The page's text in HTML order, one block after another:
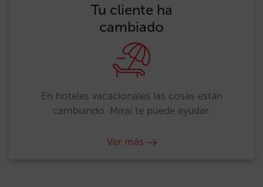
Tu cliente ha
cambiado
En hoteles vacacionales las cosas están
cambiando. Mirai te puede ayudar.
Ver más